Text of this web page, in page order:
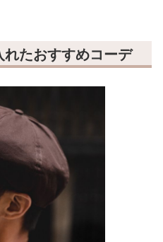
たおすすめコーデ